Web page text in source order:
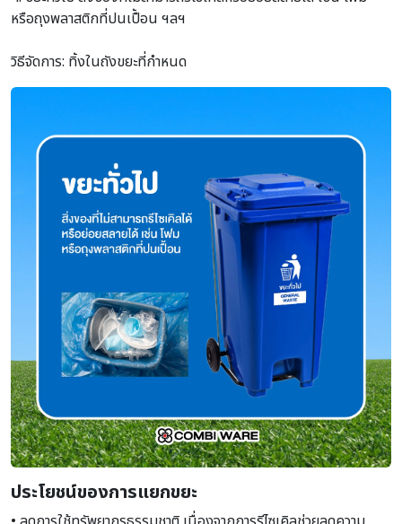
หรือถุงพลาสติกที่ปนเปื้อน ฯลฯ
วิธีจัดการ: ทิ้งในถังขยะที่กำหนด
ประโยชน์ของการแยกขยะ